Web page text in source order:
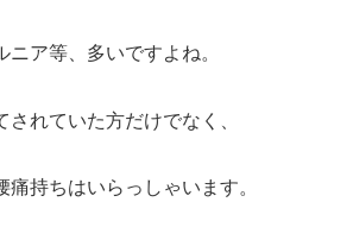
ア等、多いですよね。
されていた方だけでなく、
持ちはいらっしゃいます。